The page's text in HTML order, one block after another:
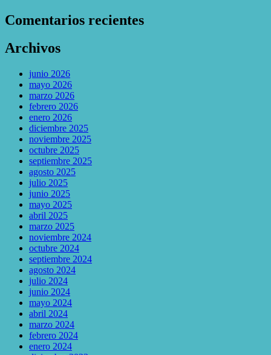
Comentarios recientes
Archivos
junio 2026
mayo 2026
marzo 2026
febrero 2026
enero 2026
diciembre 2025
noviembre 2025
octubre 2025
septiembre 2025
agosto 2025
julio 2025
junio 2025
mayo 2025
abril 2025
marzo 2025
noviembre 2024
octubre 2024
septiembre 2024
agosto 2024
julio 2024
junio 2024
mayo 2024
abril 2024
marzo 2024
febrero 2024
enero 2024